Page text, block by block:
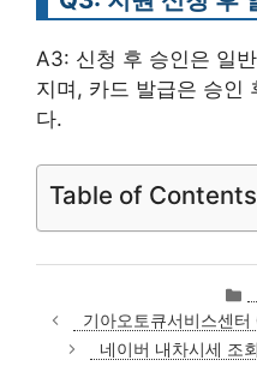
A3: 신청 후 승인은 일
지며, 카드 발급은 승인
다.
Table of Contents
기아오토큐서비스센
네이버 내차시세 조